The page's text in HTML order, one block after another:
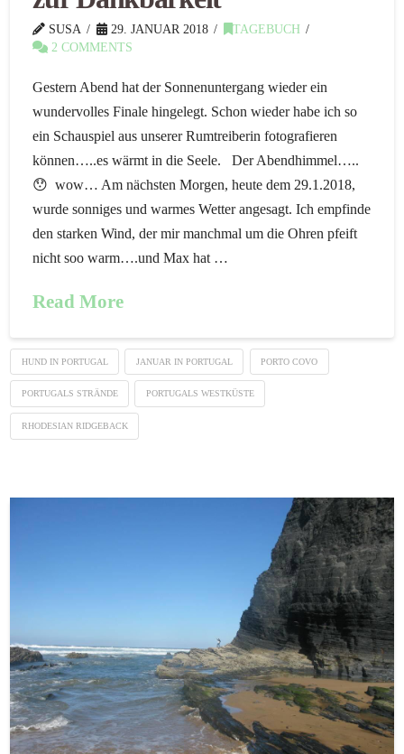
SUSA 29. JANUAR 2018
TAGEBUCH
2 COMMENTS
Gestern Abend hat der Sonnenuntergang wieder ein
wundervolles Finale hingelegt. Schon wieder habe ich so
ein Schauspiel aus unserer Rumtreiberin fotografieren
können…..es wärmt in die Seele. Der Abendhimmel…..
😯 wow… Am nächsten Morgen, heute dem 29.1.2018,
wurde sonniges und warmes Wetter angesagt. Ich empfinde
den starken Wind, der mir manchmal um die Ohren pfeift
nicht soo warm….und Max hat …
Read More
HUND IN PORTUGAL JANUAR IN PORTUGAL PORTO COVO
PORTUGALS STRÄNDE PORTUGALS WESTKÜSTE
RHODESIAN RIDGEBACK